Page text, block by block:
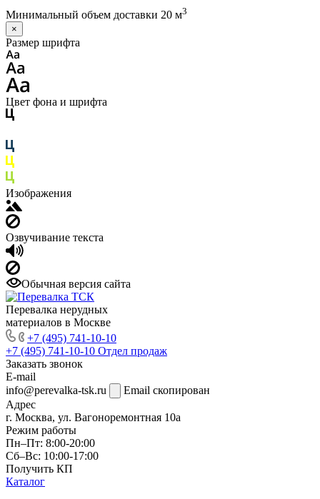
Минимальный объем доставки 20 м3
×
Размер шрифта
Цвет фона и шрифта
Изображения
Озвучивание текста
Обычная версия сайта
Перевалка нерудных
материалов в Москве
+7 (495) 741-10-10
+7 (495) 741-10-10 Отдел продаж
Заказать звонок
E-mail
info@perevalka-tsk.ru
Email скопирован
Адрес
г. Москва, ул. Вагоноремонтная 10а
Режим работы
Пн–Пт: 8:00-20:00
Сб–Вс: 10:00-17:00
Получить КП
Каталог